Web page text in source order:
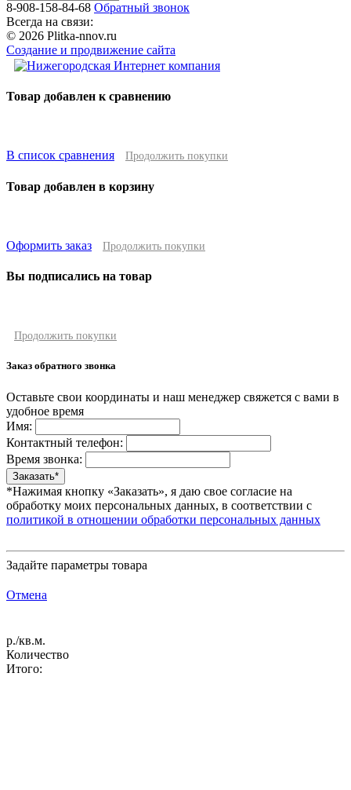
8-908-158-84-68 Обратный звонок
Всегда на связи:
© 2026 Plitka-nnov.ru
Создание и продвижение сайта
Товар добавлен к сравнению
В список сравнения Продолжить покупки
Товар добавлен в корзину
Оформить заказ Продолжить покупки
Вы подписались на товар
Продолжить покупки
Заказ обратного звонка
Оставьте свои координаты и наш менеджер свяжется с вами в
удобное время
Имя:
Контактный телефон:
Время звонка:
*Нажимая кнопку «Заказать», я даю свое согласие на
обработку моих персональных данных, в соответствии с
политикой в отношении обработки персональных данных
Задайте параметры товара
Отмена
р./кв.м.
Количество
Итого: